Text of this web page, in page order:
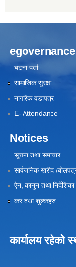
egovernance
घटना दर्ता
सामाजिक सुरक्षा
नागरिक वडापत्र
E- Attendance
Notices
सूचना तथा समाचार
सार्वजनिक खरीद /
ऐन, कानुन तथा निर्देशिका
कर तथा शुल्कहरु
कार्यालय रहेको